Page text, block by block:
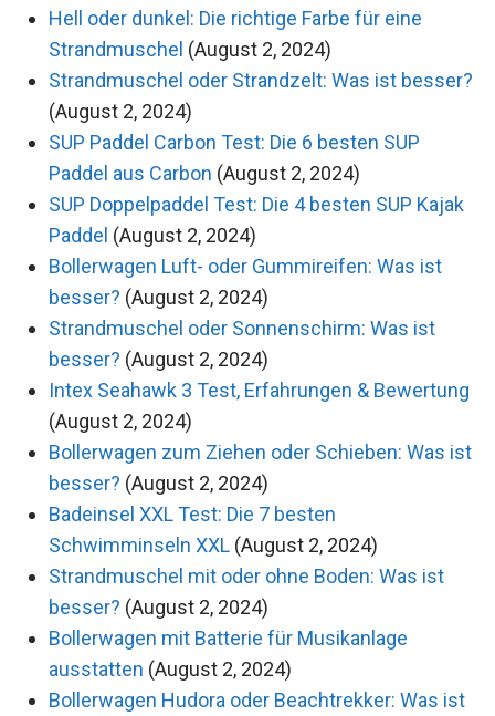
Hell oder dunkel: Die richtige Farbe für eine
Strandmuschel (August 2, 2024)
Strandmuschel oder Strandzelt: Was ist besser?
(August 2, 2024)
SUP Paddel Carbon Test: Die 6 besten SUP
Paddel aus Carbon (August 2, 2024)
SUP Doppelpaddel Test: Die 4 besten SUP Kajak
Paddel (August 2, 2024)
Bollerwagen Luft- oder Gummireifen: Was ist
besser? (August 2, 2024)
Strandmuschel oder Sonnenschirm: Was ist
besser? (August 2, 2024)
Intex Seahawk 3 Test, Erfahrungen & Bewertung
(August 2, 2024)
Bollerwagen zum Ziehen oder Schieben: Was ist
besser? (August 2, 2024)
Badeinsel XXL Test: Die 7 besten
Schwimminseln XXL (August 2, 2024)
Strandmuschel mit oder ohne Boden: Was ist
besser? (August 2, 2024)
Bollerwagen mit Batterie für Musikanlage
ausstatten (August 2, 2024)
Bollerwagen Hudora oder Beachtrekker: Was ist